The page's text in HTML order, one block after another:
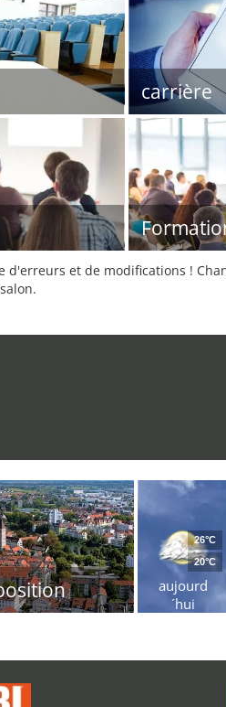
carrière
d'erreurs et de modifications !
aujourd
´hui
26°C
20°C